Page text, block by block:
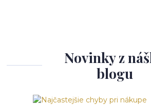
Novinky z
blogu